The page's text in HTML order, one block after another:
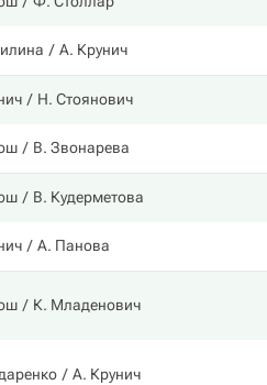
А. Крунич
Н. Стоянович
В. Звонарева
В. Кудерметова
А. Панова
К. Младенович
А. Крунич